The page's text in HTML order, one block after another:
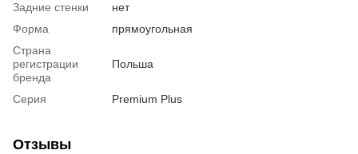
Задние стенки
нет
Форма
прямоугольная
Страна
регистрации
бренда
Польша
Серия Premium Plus
Отзывы